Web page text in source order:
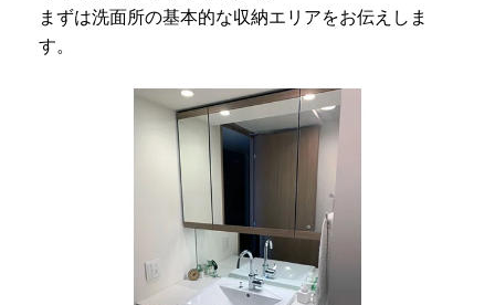
まずは洗面所の基本的な収納エリアをお伝えしま
す。